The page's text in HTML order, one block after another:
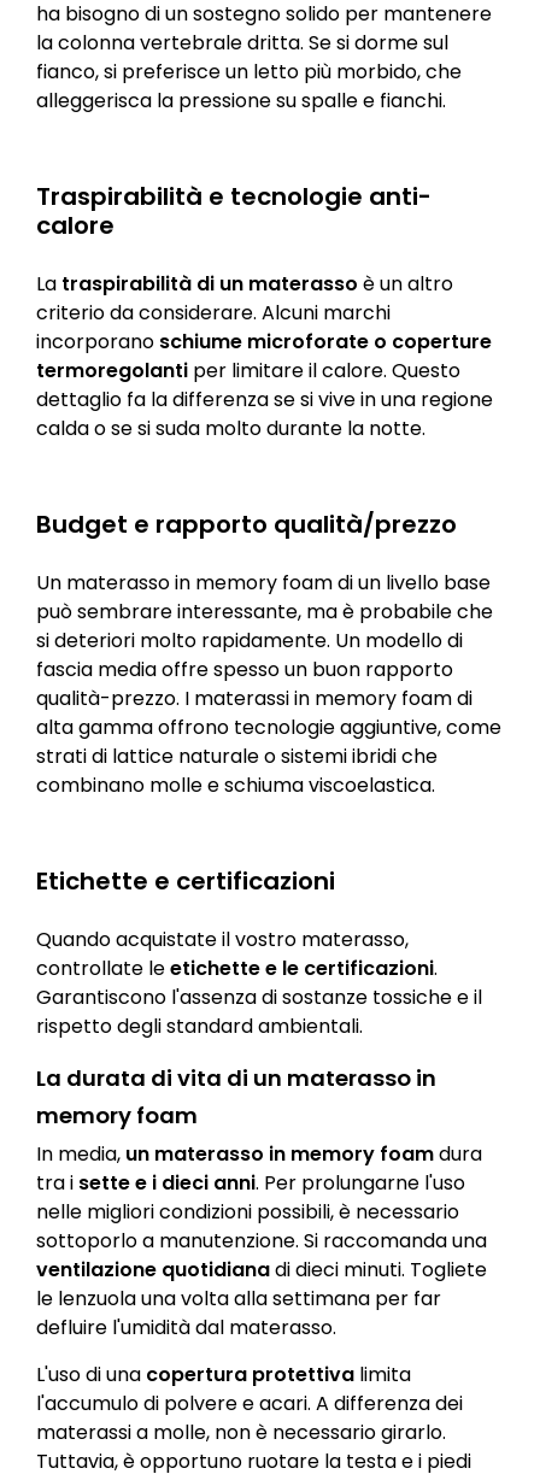
ha bisogno di un sostegno solido per mantenere
la colonna vertebrale dritta. Se si dorme sul
fianco, si preferisce un letto più morbido, che
alleggerisca la pressione su spalle e fianchi.
Traspirabilità e tecnologie anti-
calore
La traspirabilità di un materasso è un altro
criterio da considerare. Alcuni marchi
incorporano schiume microforate o coperture
termoregolanti per limitare il calore. Questo
dettaglio fa la differenza se si vive in una regione
calda o se si suda molto durante la notte.
Budget e rapporto qualità/prezzo
Un materasso in memory foam di un livello base
può sembrare interessante, ma è probabile che
si deteriori molto rapidamente. Un modello di
fascia media offre spesso un buon rapporto
qualità-prezzo. I materassi in memory foam di
alta gamma offrono tecnologie aggiuntive, come
strati di lattice naturale o sistemi ibridi che
combinano molle e schiuma viscoelastica.
Etichette e certificazioni
Quando acquistate il vostro materasso,
controllate leetichette e le certificazioni.
Garantiscono l'assenza di sostanze tossiche e il
rispetto degli standard ambientali.
La durata di vita di un materasso in
memory foam
In media, un materasso in memory foamdura
tra i sette e i dieci anni. Per prolungarne l'uso
nelle migliori condizioni possibili, è necessario
sottoporlo a manutenzione. Si raccomanda una
ventilazione quotidianadi dieci minuti. Togliete
le lenzuola una volta alla settimana per far
defluire l'umidità dal materasso.
L'uso di una copertura protettiva limita
l'accumulo di polvere e acari. A differenza dei
materassi a molle, non è necessario girarlo.
Tuttavia, è opportuno ruotare la testa e i piedi